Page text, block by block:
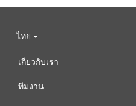
ไทย
เกี่ยวกับเรา
ทีมงาน